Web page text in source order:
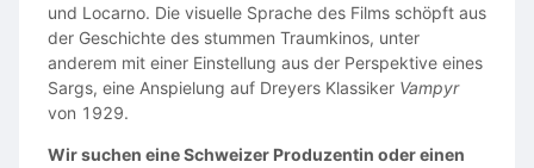
GUARD
Male | Playing Age: 25–45
Strong physical presence.
und Locarno. Die visuelle Sprache des Films schöpft aus
der Geschichte des stummen Traumkinos, unter
anderem mit einer Einstellung aus der Perspektive eines
Sargs, eine Anspielung auf Dreyers Klassiker Vampyr
von 1929.
Wir suchen eine Schweizer Produzentin oder einen